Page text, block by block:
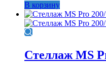
В корзину
Стеллаж MS